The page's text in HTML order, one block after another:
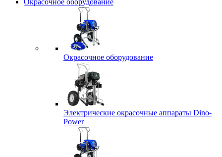
Окрасочное оборудование
Окрасочное оборудование
Электрические окрасочные аппараты Dino-
Power